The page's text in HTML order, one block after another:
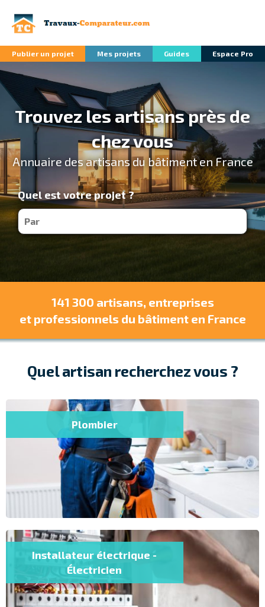
Publier un projet Mes projets Guides Espace Pro
Trouvez les artisans près de
chez vous
Annuaire des artisans du bâtiment en France
Quel est votre projet ?
141 300 artisans, entreprises
et professionnels du bâtiment en France
Quel artisan recherchez vous ?
Plombier
Installateur électrique -
Électricien